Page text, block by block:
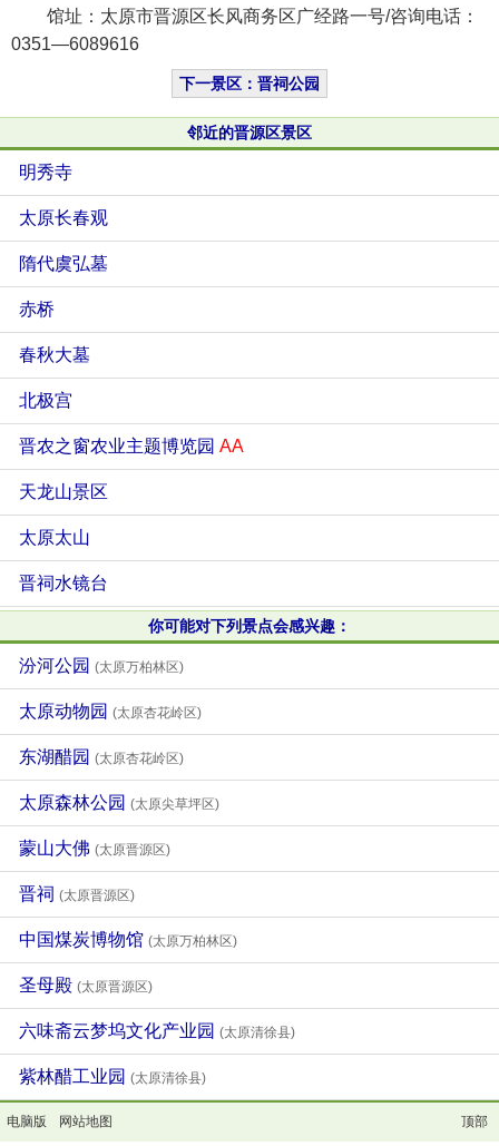
馆址：太原市晋源区长风商务区广经路一号/咨询电话：
0351—6089616
下一景区：晋祠公园
邻近的晋源区景区
明秀寺
太原长春观
隋代虞弘墓
赤桥
春秋大墓
北极宫
晋农之窗农业主题博览园 AA
天龙山景区
太原太山
晋祠水镜台
你可能对下列景点会感兴趣：
汾河公园 (太原万柏林区)
太原动物园 (太原杏花岭区)
东湖醋园 (太原杏花岭区)
太原森林公园 (太原尖草坪区)
蒙山大佛 (太原晋源区)
晋祠 (太原晋源区)
中国煤炭博物馆 (太原万柏林区)
圣母殿 (太原晋源区)
六味斋云梦坞文化产业园 (太原清徐县)
紫林醋工业园 (太原清徐县)
电脑版 网站地图 顶部